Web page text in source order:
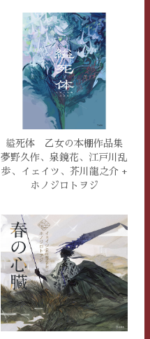
縊死体 乙女の本棚作品集
夢野久作、泉鏡花、江戸川乱
歩、イェイツ、芥川龍之介 +
ホノジロトヲジ